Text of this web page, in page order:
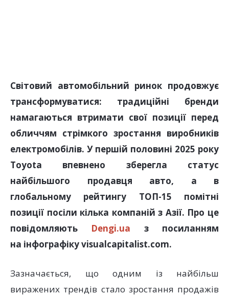
Світовий автомобільний ринок продовжує
трансформуватися: традиційні бренди
намагаються втримати свої позиції перед
обличчям стрімкого зростання виробників
електромобілів. У першій половині 2025 року
Toyota впевнено зберегла статус
найбільшого продавця авто, а в
глобальному рейтингу ТОП-15 помітні
позиції посіли кілька компаній з Азії. Про це
повідомляють Dengi.ua з посиланням
на інфографіку visualcapitalist.com.
Зазначається, що одним із найбільш
виражених трендів стало зростання продажів